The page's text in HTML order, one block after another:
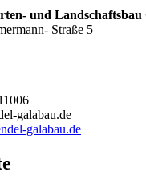
und Landschaftsbau
Straße 5
galabau.de
galabau.de